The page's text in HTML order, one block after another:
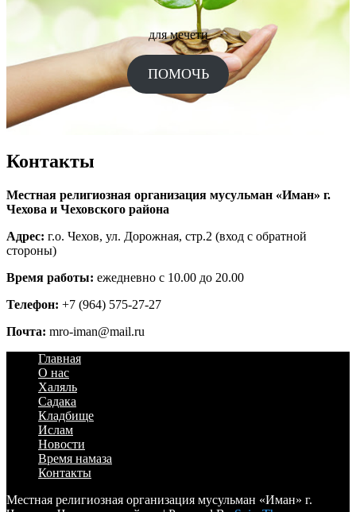
для мечети
ПОМОЧЬ
Контакты
Местная религиозная организация мусульман «Иман» г.
Чехова и Чеховского района
Адрес: г.о. Чехов, ул. Дорожная, стр.2 (вход с обратной
стороны)
Время работы: ежедневно с 10.00 до 20.00
Телефон: +7 (964) 575-27-27
Почта: mro-iman@mail.ru
Главная
О нас
Халяль
Садака
Кладбище
Ислам
Новости
Время намаза
Контакты
Местная религиозная организация мусульман «Иман» г.